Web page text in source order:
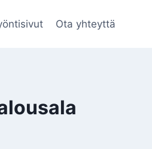
Ota yhteyttä